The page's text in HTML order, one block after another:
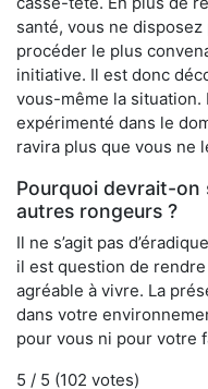
santé, vous ne
procéder le plus
initiative. Il est donc
vous-même la situation.
expérimenté dans le
ravira plus que vous ne
Pourquoi devrait-on
autres rongeurs ?
Il ne s’agit pas
il est question de
agréable à vivre. La
dans votre
pour vous ni pour votre
5 / 5 (102 votes)